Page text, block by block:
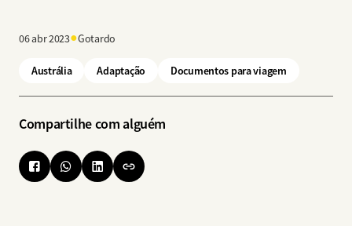
06 abr 2023●Gotardo
Austrália Adaptação Documentos para viagem
Compartilhe com alguém